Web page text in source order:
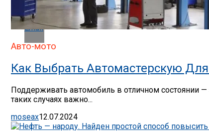
Email
Авто-мото
Как Выбрать Автомастерскую
Поддерживать автомобиль в отличном состоянии
таких случаях важно...
moseax12.07.2024